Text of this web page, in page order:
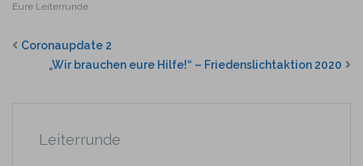
Eure Leiterrunde
Coronaupdate 2
„Wir brauchen eure Hilfe!“ – Friedenslichtaktion 2020
Leiterrunde